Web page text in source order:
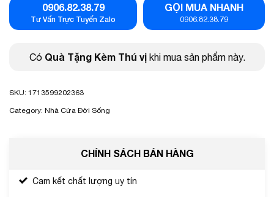
0906.82.38.79
Tư Vấn Trực Tuyến Zalo
GỌI MUA NHANH
0906.82.38.79
Có Quà Tặng Kèm Thú vịkhi mua sản phẩm này.
SKU: 1713599202363
Category: Nhà Cửa Đời Sống
CHÍNH SÁCH BÁN HÀNG
Cam kết chất lượng uy tín